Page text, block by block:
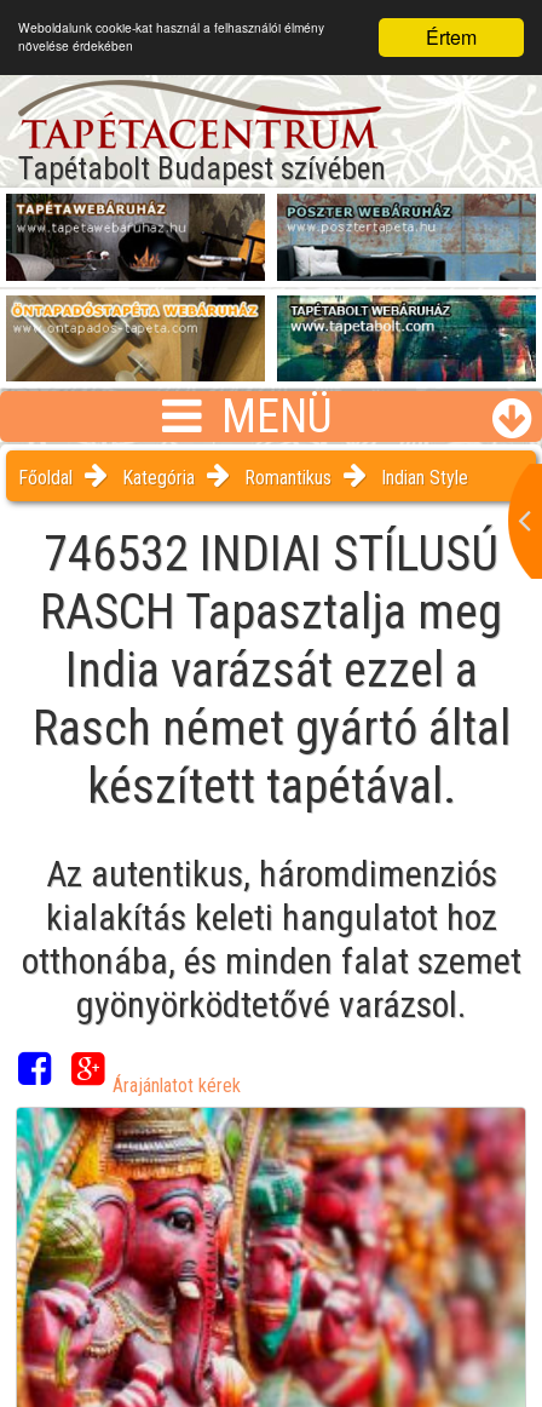
Értem
Weboldalunk cookie-kat használ a felhasználói élmény
növelése érdekében
Tapétabolt Budapest szívében
MENÜ
Főoldal Kategória Romantikus Indian Style
746532 INDIAI STÍLUSÚ
RASCH Tapasztalja meg
India varázsát ezzel a
Rasch német gyártó által
készített tapétával.
Az autentikus, háromdimenziós
kialakítás keleti hangulatot hoz
otthonába, és minden falat szemet
gyönyörködtetővé varázsol.
Árajánlatot kérek